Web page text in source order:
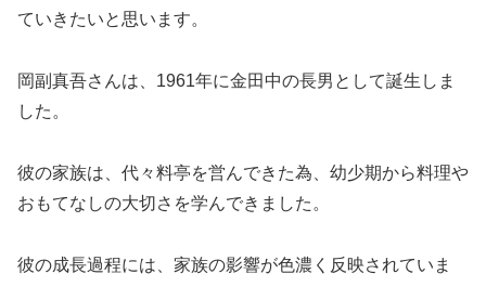
ていきたいと思います。
岡副真吾さんは、1961年に金田中の長男として誕生しま
した。
彼の家族は、代々料亭を営んできた為、幼少期から料理や
おもてなしの大切さを学んできました。
彼の成長過程には、家族の影響が色濃く反映されていま